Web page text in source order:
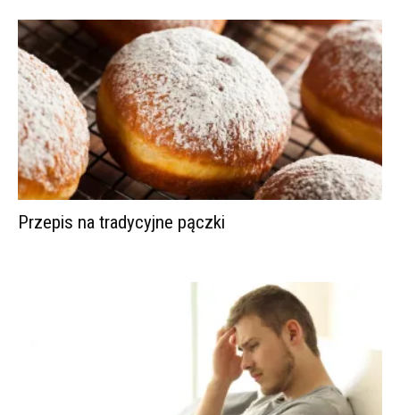
Przepis na tradycyjne pączki